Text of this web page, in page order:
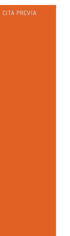
CITA PREVIA